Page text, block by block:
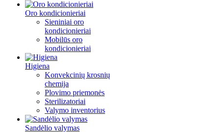
Oro kondicionieriai
Sieniniai oro
kondicionieriai
Mobilūs oro
kondicionieriai
Higiena
Konvekcinių krosnių
chemija
Plovimo priemonės
Sterilizatoriai
Valymo inventorius
Sandėlio valymas